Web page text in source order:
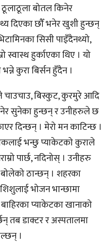
ठूलाठूला बोतल किनेर
दिएका छौँ भनेर खुशी हुन्छन्
सिसी पाइँदैनथ्यो,
स्वास्थ हुर्काएका थिए । यो
कुरा बिर्सन हुँदैन ।
बिस्कुट, कुरमुरे आदि
सुनेका हुन्छन् र उनीहरुले छ
दिन्छन् । मेरो मन काटिन्छ ।
भन्छु प्याकेटको कुराले
पार्छ, नदिनोस् । उनीहरु
ठान्छन् । शहरका
भोजन भान्छामा
प्याकेटका खानाको
तब डाक्टर र अस्पतालमा
।